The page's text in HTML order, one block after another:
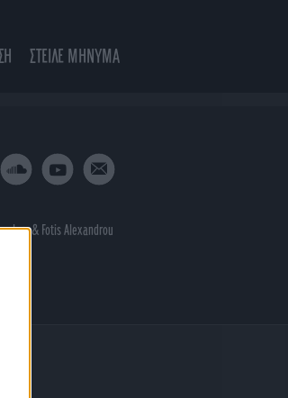
ΣΤΕΙΛΕ ΜΗΝΥΜΑ
& Fotis Alexandrou